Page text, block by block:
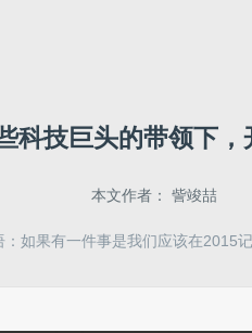
科技巨头的带领下
本文作者： 訾竣喆
：如果有一件事是我们应该在2015